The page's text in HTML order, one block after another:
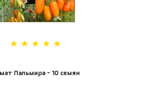
Пальмира - 10 семян